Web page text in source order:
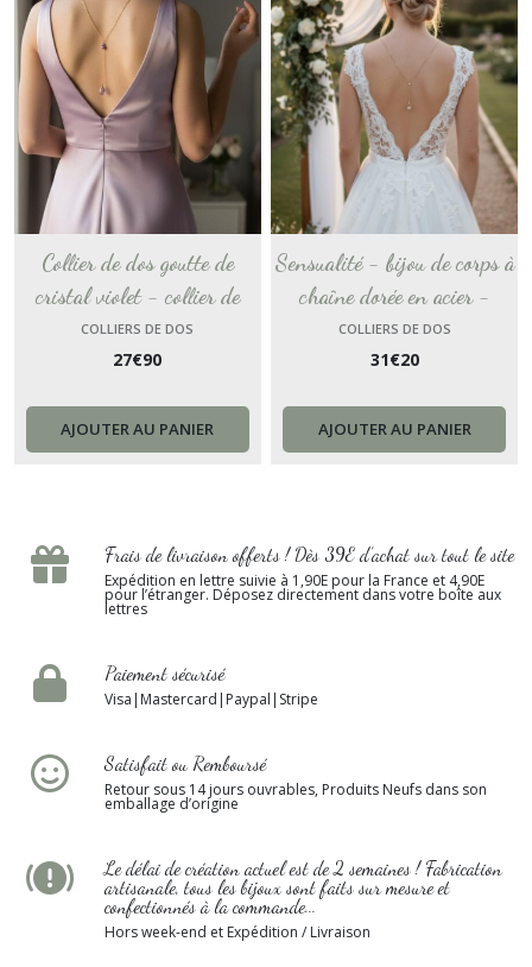
Collier de dos goutte de
cristal violet - collier de
cristal pour la mariée coloris
lavande et or - bijou pour
COLLIERS DE DOS
27€90
AJOUTER AU PANIER
Sensualité - bijou de corps à
chaîne dorée en acier -
collier de dos avec une fleur
de tiare - bijou de mariée
COLLIERS DE DOS
31€20
AJOUTER AU PANIER
Frais de livraison offerts ! Dès 39E d’achat sur tout le site
Expédition en lettre suivie à 1,90E pour la France et 4,90E
pour l’étranger. Déposez directement dans votre boîte aux
lettres
Paiement sécurisé
Visa|Mastercard|Paypal|Stripe
Satisfait ou Remboursé
Retour sous 14 jours ouvrables, Produits Neufs dans son
emballage d’origine
Le délai de création actuel est de 2 semaines ! Fabrication
artisanale, tous les bijoux sont faits sur mesure et
confectionnés à la commande...
Hors week-end et Expédition / Livraison